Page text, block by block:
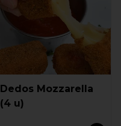
Dedos Mozzarella
(4 u)